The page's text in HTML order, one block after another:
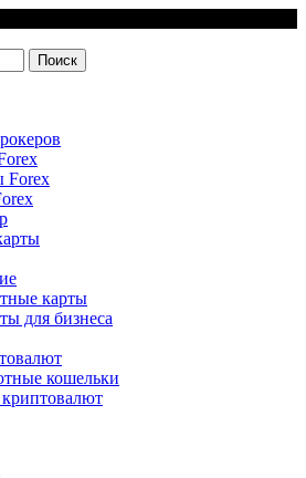
Forex
карты
для бизнеса
кошельки